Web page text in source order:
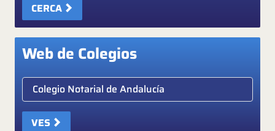
CERCA
Web de Colegios
Elige colegio notarial
VES